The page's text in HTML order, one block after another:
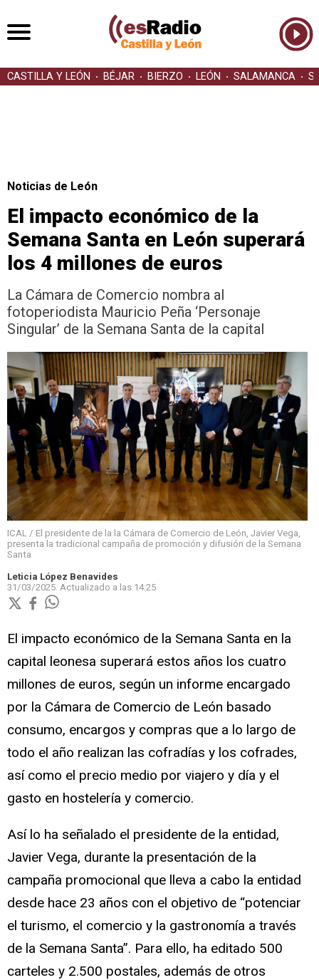
CASTILLA Y LEÓN BÉJAR BIERZO LEÓN SALAMANCA
Noticias de León
El impacto económico de la
Semana Santa en León superará
los 4 millones de euros
La Cámara de Comercio nombra al
fotoperiodista Mauricio Peña ‘Personaje
Singular’ de la Semana Santa de la capital
ICAL / El presidente de la la Cámara de Comercio de León, Javier Vega,
presenta la tradicional campaña de promoción y difusión de la Semana
Santa
Leticia López Benavides
31/03/2025. Actualizado a las 14:25
El impacto económico de la Semana Santa en la
capital leonesa superará estos años los cuatro
millones de euros, según un informe encargado
por la Cámara de Comercio de León basado
consumo, encargos y compras que a lo largo de
todo el año realizan las cofradías y los cofrades,
así como el precio medio por viajero y día y el
gasto en hostelería y comercio.
Así lo ha señalado el presidente de la entidad,
Javier Vega, durante la presentación de la
campaña promocional que lleva a cabo la entidad
desde hace 23 años con el objetivo de “potenciar
el turismo, el comercio y la gastronomía a través
de la Semana Santa”. Para ello, ha editado 500
carteles y 2.500 postales, además de otros